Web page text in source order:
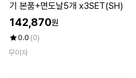
기 본품+면도날5개 x3SET(SH)
142,870원
0.0 (0)
무이자